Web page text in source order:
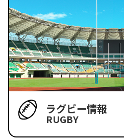
ラグビー情報
RUGBY